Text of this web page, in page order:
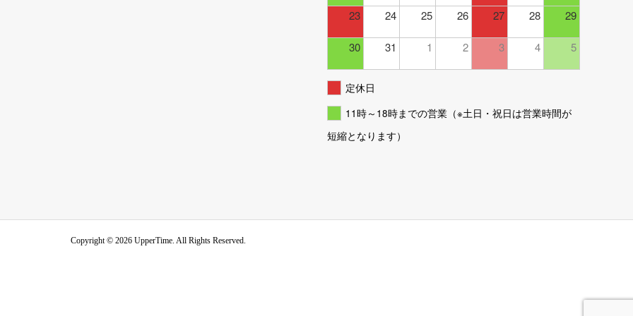
23 24 25 26 27 28 29
30 31 1 2 3 4 5
定休日
11時～18時までの営業（※土日・祝日は営業時間が
短縮となります）
Copyright © 2026 UpperTime. All Rights Reserved.